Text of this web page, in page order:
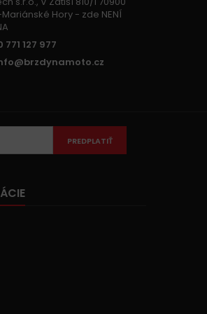
Hory - zde NENÍ
771 127 977
PREDPLATIŤ